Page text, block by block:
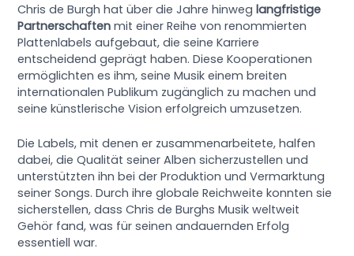
Chris de Burgh hat über die Jahre hinweglangfristige
Partnerschaften mit einer Reihe von renommierten
Plattenlabels aufgebaut, die seine Karriere
entscheidend geprägt haben. Diese Kooperationen
ermöglichten es ihm, seine Musik einem breiten
internationalen Publikum zugänglich zu machen und
seine künstlerische Vision erfolgreich umzusetzen.
Die Labels, mit denen er zusammenarbeitete, halfen
dabei, die Qualität seiner Alben sicherzustellen und
unterstützten ihn bei der Produktion und Vermarktung
seiner Songs. Durch ihre globale Reichweite konnten sie
sicherstellen, dass Chris de Burghs Musik weltweit
Gehör fand, was für seinen andauernden Erfolg
essentiell war.